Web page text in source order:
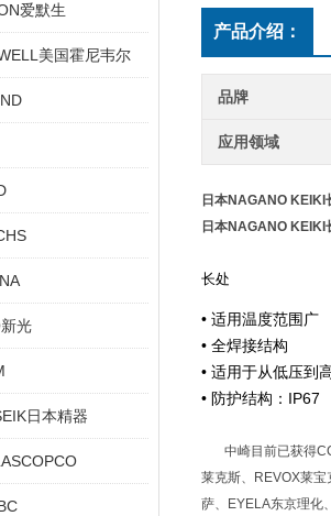
爱默生
美国霍尼韦尔
光
日本精器
产品介绍：
品牌
应用领域
日本NAGANO KEIKI
日本NAGANO KEIKI
长处
• 适用温度范围广
• 全焊接结构
• 适用于从低压到
• 防护结构：IP67
中崎目前已获得
莱克斯、REVOX莱宝
萨、EYELA东京理化